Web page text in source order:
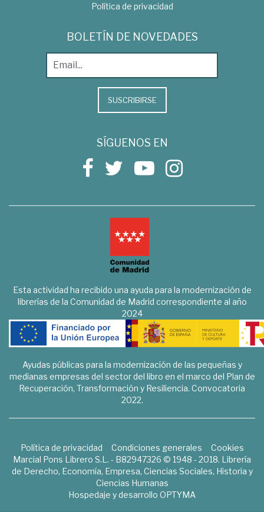
Política de privacidad
BOLETÍN DE NOVEDADES
SUSCRIBIRSE
SÍGUENOS EN
Esta actividad ha recibido una ayuda para la modernización de
librerías de la Comunidad de Madrid correspondiente al año
2024
Ayudas públicas para la modernización de las pequeñas y
medianas empresas del sector del libro en el marco del Plan de
Recuperación, Transformación y Resiliencia. Convocatoria
2022.
Política de privacidad Condiciones generales
Cookies
Marcial Pons Librero S.L. - B82947326 © 1948 - 2018. Librería
de Derecho, Economía, Empresa, Ciencias Sociales, Historia y
Ciencias Humanas
Hospedaje y desarrollo OPTYMA